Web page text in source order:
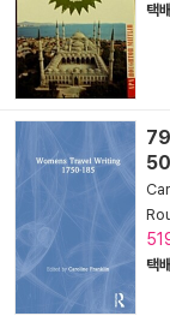
택배
택배